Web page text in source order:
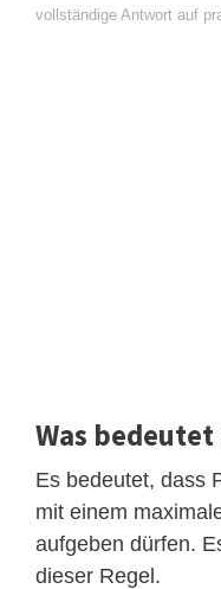
vollständige Antwort auf
Was
Es bedeutet, dass
mit einem
aufgeben dürfen.
dieser Regel.